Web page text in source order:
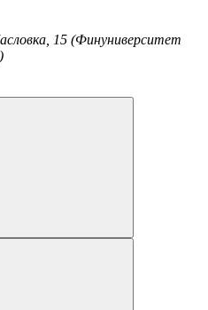
15 (Финуниверситет